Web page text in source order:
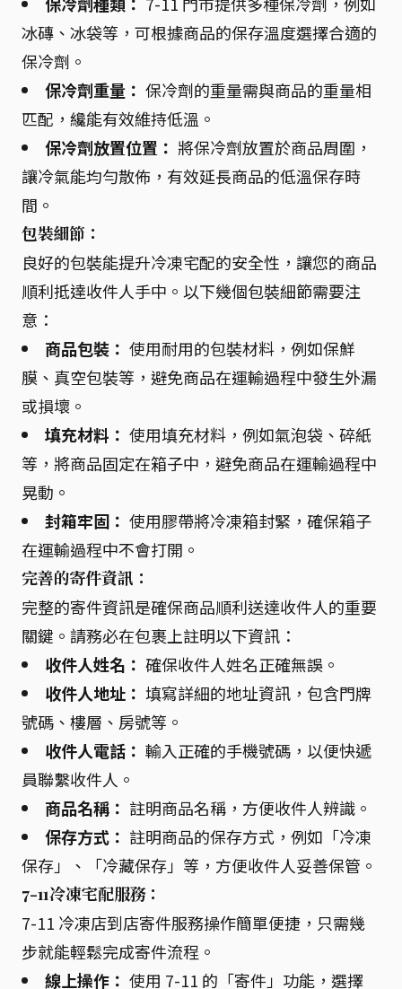
冰磚、冰袋等，可根據商品的保存溫度選擇合適的
保冷劑。
保冷劑重量： 保冷劑的重量需與商品的重量相
匹配，纔能有效維持低溫。
保冷劑放置位置： 將保冷劑放置於商品周圍，
讓冷氣能均勻散佈，有效延長商品的低溫保存時
間。
包裝細節：
良好的包裝能提升冷凍宅配的安全性，讓您的商品
順利抵達收件人手中。以下幾個包裝細節需要注
意：
商品包裝： 使用耐用的包裝材料，例如保鮮
膜、真空包裝等，避免商品在運輸過程中發生外漏
或損壞。
填充材料： 使用填充材料，例如氣泡袋、碎紙
等，將商品固定在箱子中，避免商品在運輸過程中
晃動。
封箱牢固： 使用膠帶將冷凍箱封緊，確保箱子
在運輸過程中不會打開。
完善的寄件資訊：
完整的寄件資訊是確保商品順利送達收件人的重要
關鍵。請務必在包裹上註明以下資訊：
收件人姓名： 確保收件人姓名正確無誤。
收件人地址： 填寫詳細的地址資訊，包含門牌
號碼、樓層、房號等。
收件人電話： 輸入正確的手機號碼，以便快遞
員聯繫收件人。
商品名稱： 註明商品名稱，方便收件人辨識。
保存方式： 註明商品的保存方式，例如「冷凍
保存」、「冷藏保存」等，方便收件人妥善保管。
7-11冷凍宅配服務：
7-11 冷凍店到店寄件服務操作簡單便捷，只需幾
步就能輕鬆完成寄件流程。
線上操作： 使用 7-11 的「寄件」功能，選擇